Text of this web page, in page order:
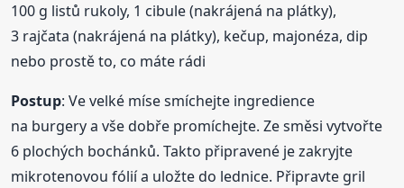
100 g listů rukoly, 1 cibule (nakrájená na plátky),
3 rajčata (nakrájená na plátky), kečup, majonéza, dip
nebo prostě to, co máte rádi
Postup: Ve velké míse smíchejte ingredience
na burgery a vše dobře promíchejte. Ze směsi vytvořte
6 plochých bochánků. Takto připravené je zakryjte
mikrotenovou fólií a uložte do lednice. Připravte gril